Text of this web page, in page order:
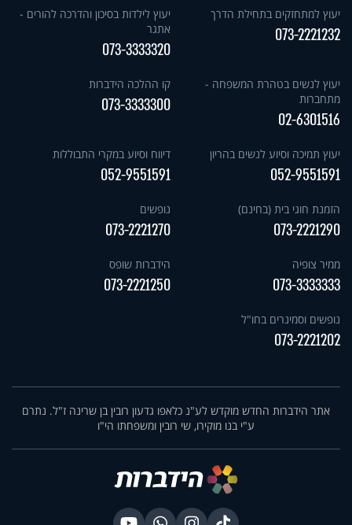
יעוץ למתחזקים בתחילת הדרך
073-2221232
יעוץ לילדות בסיכון והדרכה להורים -
אתגר
073-3333320
יעוץ לנשים בטהרת המשפחה -
מתחברות
02-6301516
קו ההלכה הידברות
073-3333300
יעוץ תמיכה וסיוע לנשים בהריון
052-9551591
דיווח וסיוע במקרי התבוללות
052-9551591
הזמנת חוגי בית (בחינם)
073-2221290
נופשים
073-2221270
ממיר צופיה
073-3333333
הידברות שופס
073-2221250
נופשים וסמינרים בחו"ל
073-2221202
אתר הידברות החדש מוקדש לע"נ כלאפו גדעון רובין בן שרינה ז"ל. נתרם
ע"י בנו מוקירו, שי רובין ומשפחתו הי"ו